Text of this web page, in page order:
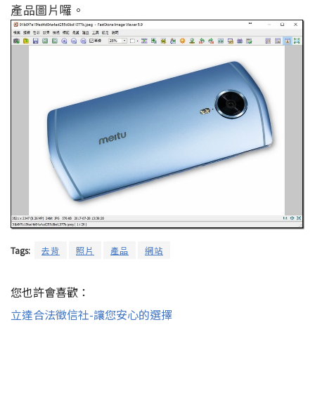
產品圖片囉。
Tags: 去背 照片 產品 網站
您也許會喜歡：
立達合法徵信社-讓您安心的選擇